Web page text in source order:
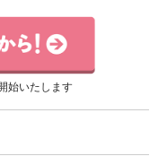
始いたします